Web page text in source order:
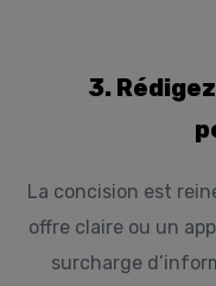
3.
La concision est
offre claire ou un
surcharge